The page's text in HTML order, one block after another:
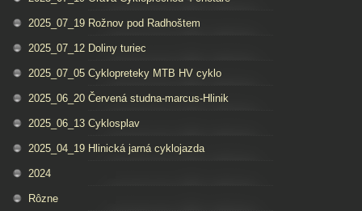
2025_07_19 Rožnov pod Radhoštem
2025_07_12 Doliny turiec
2025_07_05 Cyklopreteky MTB HV cyklo
2025_06_20 Červená studna-marcus-Hlinik
2025_06_13 Cyklosplav
2025_04_19 Hlinická jarná cyklojazda
2024
Rôzne